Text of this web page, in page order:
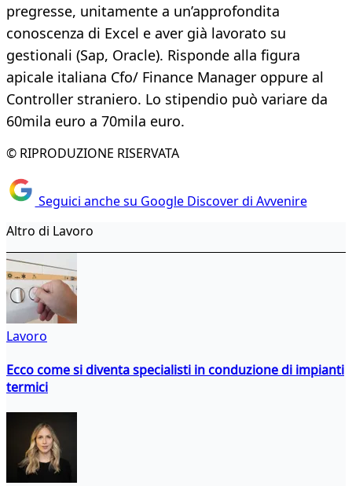
pregresse, unitamente a un’approfondita
conoscenza di Excel e aver già lavorato su
gestionali (Sap, Oracle). Risponde alla figura
apicale italiana Cfo/ Finance Manager oppure al
Controller straniero. Lo stipendio può variare da
60mila euro a 70mila euro.
© RIPRODUZIONE RISERVATA
Seguici anche su Google Discover di Avvenire
Altro di Lavoro
Lavoro
Ecco come si diventa specialisti in conduzione di impianti
termici